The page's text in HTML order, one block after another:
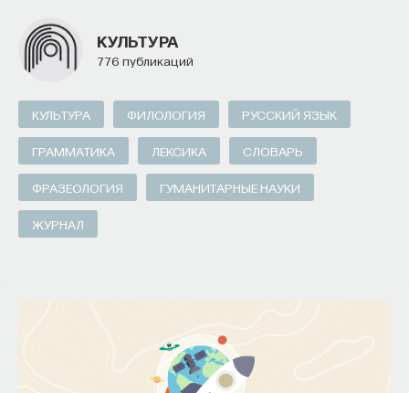
КУЛЬТУРА
776 публикаций
КУЛЬТУРА ФИЛОЛОГИЯ РУССКИЙ ЯЗЫК
ГРАММАТИКА ЛЕКСИКА СЛОВАРЬ
ФРАЗЕОЛОГИЯ ГУМАНИТАРНЫЕ НАУКИ
ЖУРНАЛ